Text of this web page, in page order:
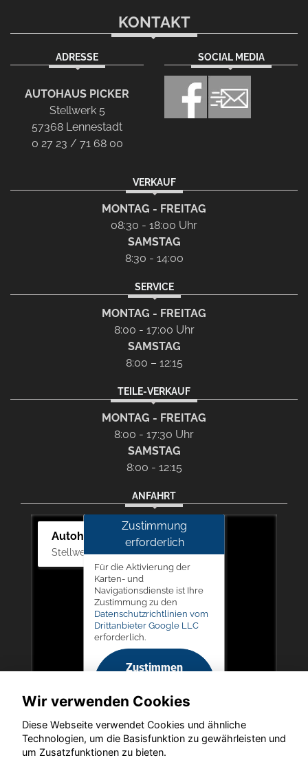
KONTAKT
ADRESSE
AUTOHAUS PICKER
Stellwerk 5
57368 Lennestadt
0 27 23 / 71 68 00
SOCIAL MEDIA
VERKAUF
MONTAG - FREITAG
08:30 - 18:00 Uhr
SAMSTAG
8:30 - 14:00
SERVICE
MONTAG - FREITAG
8:00 - 17:00 Uhr
SAMSTAG
8:00 – 12:15
TEILE-VERKAUF
MONTAG - FREITAG
8:00 - 17:30 Uhr
SAMSTAG
8:00 - 12:15
ANFAHRT
Autohaus Picker
Stellwerk 5, 57368 Lennestadt
Zustimmung
erforderlich
Für die Aktivierung der
Karten- und
Navigationsdienste ist Ihre
Zustimmung zu den
Datenschutzrichtlinien vom
Drittanbieter Google LLC
erforderlich.
Zustimmen
aktivieren
Wir verwenden Cookies
Diese Webseite verwendet Cookies und ähnliche
Technologien, um die Basisfunktion zu gewährleisten und
um Zusatzfunktionen zu bieten.